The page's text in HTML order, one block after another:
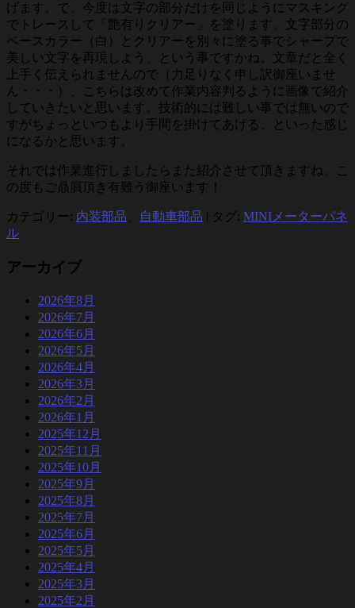
げます。で、今度は文字の部分だけを同じようにマスキング
でトレースして「艶有りクリアー」を塗ります。文字部分の
ベースカラー（白）とクリアーを別々に塗る事でシャープで
美しい文字を再現しよう、という事ですかね。文章だと全く
上手く伝えられませんので（力足りなく申し訳御座いませ
ん・・・）、こちらは改めて作業内容判るように画像で紹介
していきたいと思います。技術的には難しい事では無いので
すがちょっといつもより手間を掛けてあげる、といった感じ
になるかと思います。
それでは作業進行しましたらまた紹介させて頂きますね。こ
の度もご贔屓頂き有難う御座います！
カテゴリー: 内装部品 自動車部品 | タグ: MINIメーターパネ
ル
アーカイブ
2026年8月
2026年7月
2026年6月
2026年5月
2026年4月
2026年3月
2026年2月
2026年1月
2025年12月
2025年11月
2025年10月
2025年9月
2025年8月
2025年7月
2025年6月
2025年5月
2025年4月
2025年3月
2025年2月